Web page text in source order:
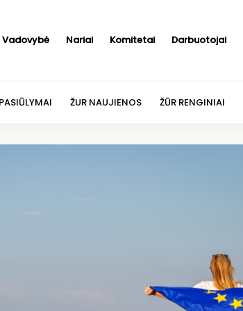
Vadovybė Nariai Komitetai Darbuotojai
ŽUR NAUJIENOS ŽŪR RENGINIAI